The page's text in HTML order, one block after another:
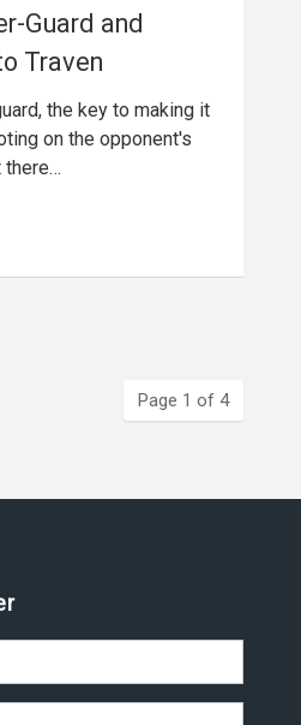
Guard and
Traven
the key to making it
on the opponent's
there…
Page 1 of 4